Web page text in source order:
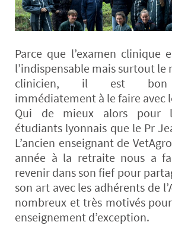
Parce que l’examen clinique
l’indispensable mais surtout
clinicien, il est bon
immédiatement à le faire avec
Qui de mieux alors pour
étudiants lyonnais que le Pr
L’ancien enseignant de
année à la retraite nous a
revenir dans son fief pour
son art avec les adhérents de
nombreux et très motivés
enseignement d’exception.